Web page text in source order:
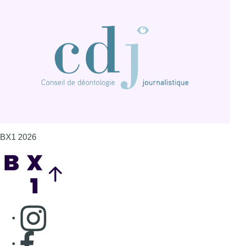
BX1 2026
Consulter page Instagram
Consulter page Facebook